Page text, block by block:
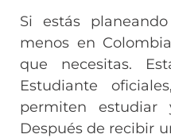
Si estás
menos en
que necesitas.
Estudiante
permiten estudiar
Después de recibir